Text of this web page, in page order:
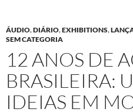
ÁUDIO,DIÁRIO,EXHIBITIONS,
SEM CATEGORIA
12 ANOS DE
BRASILEIRA:
IDEIAS EM